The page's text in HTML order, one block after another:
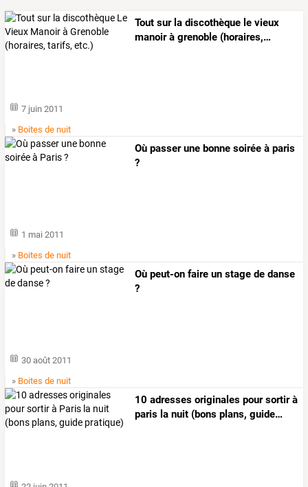
Tout surla discothèque le vieux
manoirà grenoble (horaires,…
7 juin 2011
» Boites de nuit
Où passer une bonne soirée à paris
?
1 mai 2011
» Boites de nuit
Où peut-on faire un stage de danse
?
30 août 2011
» Boites de nuit
10 adresses originales poursortirà
paris la nuit (bons plans, guide…